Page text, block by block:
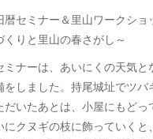
暦セミナー＆里山ワークショ
りと里山の春さがし～
ミナーは、あいにくの天気
をしました。持尾城址でツ
だいたあとは、小屋にもど
にクヌギの枝に飾っていく